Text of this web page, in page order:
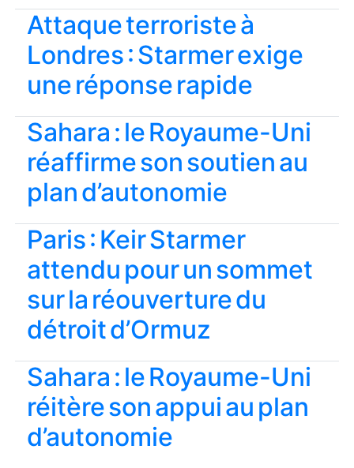
Attaque terroriste à
Londres : Starmer exige
une réponse rapide
Sahara : le Royaume-Uni
réaffirme son soutien au
plan d’autonomie
Paris : Keir Starmer
attendu pour un sommet
sur la réouverture du
détroit d’Ormuz
Sahara : le Royaume-Uni
réitère son appui au plan
d’autonomie